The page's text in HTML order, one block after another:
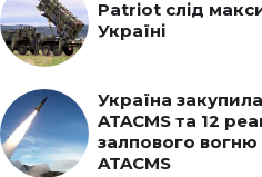
Patriot слід
Україні
Україна
ATACMS та 12
залпового вогню
ATACMS